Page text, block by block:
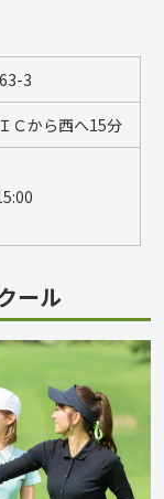
3
Ｃから西へ15分
ール